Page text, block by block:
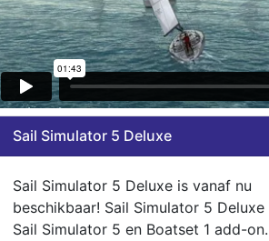
Sail Simulator 5 Deluxe
Sail Simulator 5 Deluxe is vanaf nu
beschikbaar! Sail Simulator 5
Sail Simulator 5 en Boatset 1 add-on.